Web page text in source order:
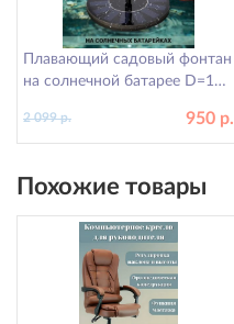
Плавающий садовый фонтан
на солнечной батарее D=16
950 р.
2 099 р.
Похожие товары